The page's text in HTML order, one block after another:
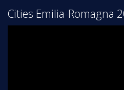
Cities Emilia-Romagna